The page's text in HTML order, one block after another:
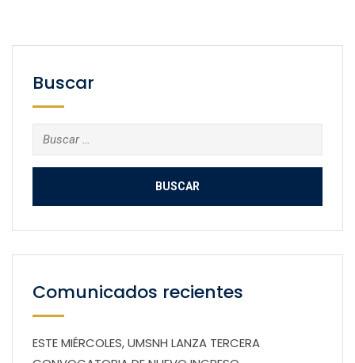
Buscar
Buscar:
Comunicados recientes
ESTE MIÉRCOLES, UMSNH LANZA TERCERA